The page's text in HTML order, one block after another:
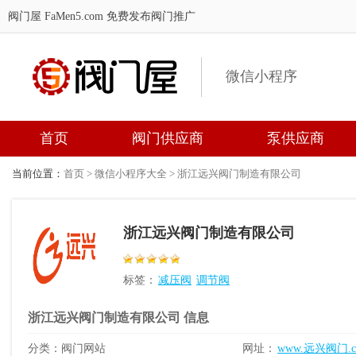
阀门屋 FaMen5.com 免费发布阀门推广
微信小程序
首页 阀门供应商 泵供应商
当前位置： 首页 > 微信小程序大全 > 浙江远兴阀门制造有限公司
浙江远兴阀门制造有限公司
标签： 减压阀 调节阀
浙江远兴阀门制造有限公司 信息
分类：阀门网站 网址： www.远兴阀门